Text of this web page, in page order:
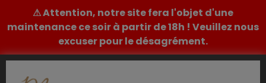
⚠ Attention, notre site fera l'objet d'une
maintenance ce soir à partir de 18h ! Veuillez nous
excuser pour le désagrément.